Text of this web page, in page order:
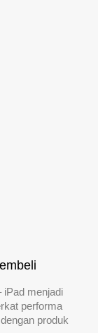
iPad menjadi
performa
produk